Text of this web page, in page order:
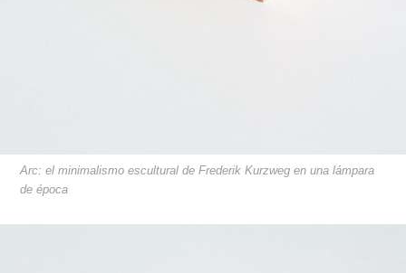
Arc: el minimalismo escultural de Frederik Kurzweg en una lámpara
de época